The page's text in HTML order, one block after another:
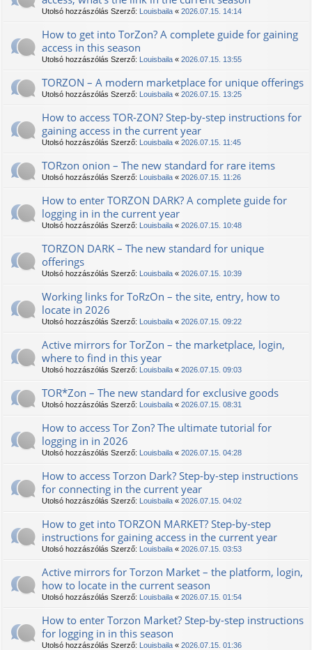
Utolsó hozzászólás Szerző: Louisbaila « 2026.07.15. 14:14
How to get into TorZon? A complete guide for gaining
access in this season
Utolsó hozzászólás Szerző: Louisbaila « 2026.07.15. 13:55
ТОRZON – A modern marketplace for unique offerings
Utolsó hozzászólás Szerző: Louisbaila « 2026.07.15. 13:25
How to access TOR-ZON? Step-by-step instructions for
gaining access in the current year
Utolsó hozzászólás Szerző: Louisbaila « 2026.07.15. 11:45
TORzon onion – The new standard for rare items
Utolsó hozzászólás Szerző: Louisbaila « 2026.07.15. 11:26
How to enter TORZON DARK? A complete guide for
logging in in the current year
Utolsó hozzászólás Szerző: Louisbaila « 2026.07.15. 10:48
TORZON DARK – The new standard for unique
offerings
Utolsó hozzászólás Szerző: Louisbaila « 2026.07.15. 10:39
Working links for TоRzOn – the site, entry, how to
locate in 2026
Utolsó hozzászólás Szerző: Louisbaila « 2026.07.15. 09:22
Active mirrors for TorZon – the marketplace, login,
where to find in this year
Utolsó hozzászólás Szerző: Louisbaila « 2026.07.15. 09:03
TOR*Zon – The new standard for exclusive goods
Utolsó hozzászólás Szerző: Louisbaila « 2026.07.15. 08:31
How to access Tor Zon? The ultimate tutorial for
logging in in 2026
Utolsó hozzászólás Szerző: Louisbaila « 2026.07.15. 04:28
How to access Torzon Dark? Step-by-step instructions
for connecting in the current year
Utolsó hozzászólás Szerző: Louisbaila « 2026.07.15. 04:02
How to get into TORZON MARKET? Step-by-step
instructions for gaining access in the current year
Utolsó hozzászólás Szerző: Louisbaila « 2026.07.15. 03:53
Active mirrors for Torzon Market – the platform, login,
how to locate in the current season
Utolsó hozzászólás Szerző: Louisbaila « 2026.07.15. 01:54
How to enter Torzon Market? Step-by-step instructions
for logging in in this season
Utolsó hozzászólás Szerző: Louisbaila « 2026.07.15. 01:36